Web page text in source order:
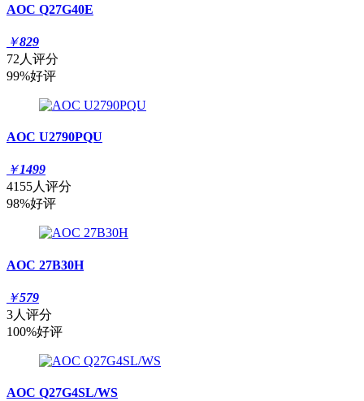
AOC Q27G40E
￥829
72人评分
99%好评
AOC U2790PQU
￥1499
4155人评分
98%好评
AOC 27B30H
￥579
3人评分
100%好评
AOC Q27G4SL/WS